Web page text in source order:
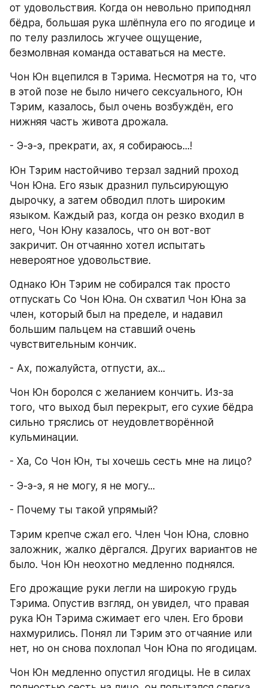
от удовольствия. Когда он невольно приподнял
бёдра, большая рука шлёпнула его по ягодице и
по телу разлилось жгучее ощущение,
безмолвная команда оставаться на месте.
Чон Юн вцепился в Тэрима. Несмотря на то, что
в этой позе не было ничего сексуального, Юн
Тэрим, казалось, был очень возбуждён, его
нижняя часть живота дрожала.
- Э-э-э, прекрати, ах, я собираюсь...!
Юн Тэрим настойчиво терзал задний проход
Чон Юна. Его язык дразнил пульсирующую
дырочку, а затем обводил плоть широким
языком. Каждый раз, когда он резко входил в
него, Чон Юну казалось, что он вот-вот
закричит. Он отчаянно хотел испытать
невероятное удовольствие.
Однако Юн Тэрим не собирался так просто
отпускать Со Чон Юна. Он схватил Чон Юна за
член, который был на пределе, и надавил
большим пальцем на ставший очень
чувствительным кончик.
- Ах, пожалуйста, отпусти, ах...
Чон Юн боролся с желанием кончить. Из-за
того, что выход был перекрыт, его сухие бёдра
сильно тряслись от неудовлетворённой
кульминации.
- Ха, Со Чон Юн, ты хочешь сесть мне на лицо?
- Э-э-э, я не могу, я не могу...
- Почему ты такой упрямый?
Тэрим крепче сжал его. Член Чон Юна, словно
заложник, жалко дёргался. Других вариантов не
было. Чон Юн неохотно медленно поднялся.
Его дрожащие руки легли на широкую грудь
Тэрима. Опустив взгляд, он увидел, что правая
рука Юн Тэрима сжимает его член. Его брови
нахмурились. Понял ли Тэрим это отчаяние или
нет, но он снова похлопал Чон Юна по ягодицам.
Чон Юн медленно опустил ягодицы. Не в силах